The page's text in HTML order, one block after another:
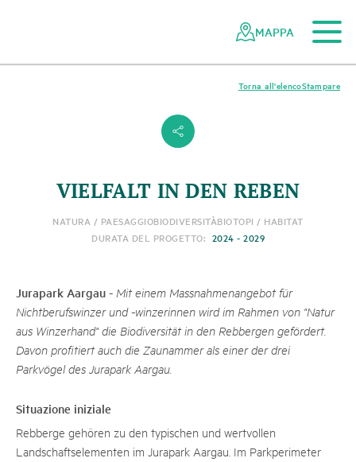
dei
MAPPA
s
Stampare
Torna all'elenco
VIELFALT IN DEN REBEN
NATURA / PAESAGGIOBIODIVERSITÀBIOTOPI / HABITAT
DURATA DEL PROGETTO: 2024 - 2029
Jurapark Aargau - Mit einem Massnahmenangebot für
Nichtberufswinzer und -winzerinnen wird im Rahmen von "Natur
aus Winzerhand" die Biodiversität in den Rebbergen gefördert.
Davon profitiert auch die Zaunammer als einer der drei
Parkvögel des Jurapark Aargau.
Situazione iniziale
Rebberge gehören zu den typischen und wertvollen
Landschaftselementen im Jurapark Aargau. Im Parkperimeter